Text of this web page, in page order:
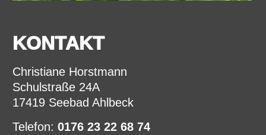
KONTAKT
Christiane Horstmann
Schulstraße 24A
17419 Seebad Ahlbeck
Telefon: 0176 23 22 68 74